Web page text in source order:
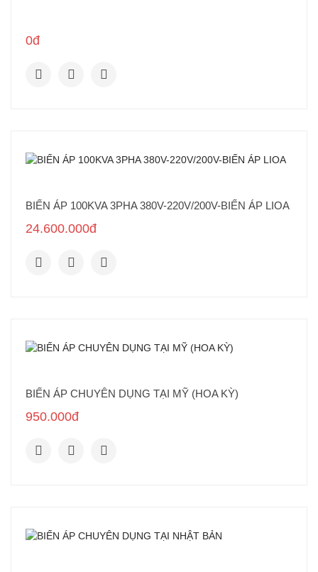
0đ
BIẾN ÁP 100KVA 3PHA 380V-220V/200V-BIẾN ÁP LIOA
24.600.000đ
BIẾN ÁP CHUYÊN DỤNG TẠI MỸ (HOA KỲ)
950.000đ